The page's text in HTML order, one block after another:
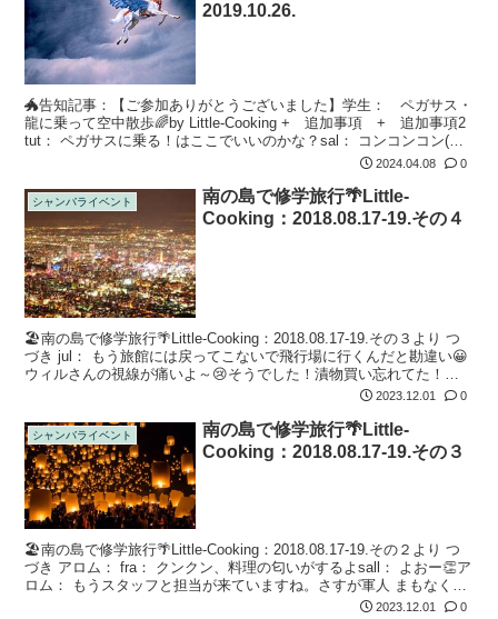
2019.10.26.
🐲告知記事：【ご参加ありがとうございました】学生： ペガサス・
龍に乗って空中散歩🌈by Little-Cooking + 追加事項 + 追加事項2
tut： ペガサスに乗る！はここでいいのかな？sal： コンコンコン(ド
2024.04.08 0
シャンバライベント
南の島で修学旅行🌴Little-
Cooking：2018.08.17-19.その４
🏖南の島で修学旅行🌴Little-Cooking：2018.08.17-19.その３より つ
づき jul： もう旅館には戻ってこないで飛行場に行くんだと勘違い😀
ウィルさんの視線が痛いよ～😢そうでした！漬物買い忘れてた！シ
2023.12.01 0
シャンバライベント
南の島で修学旅行🌴Little-
Cooking：2018.08.17-19.その３
🏖南の島で修学旅行🌴Little-Cooking：2018.08.17-19.その２より つ
づき アロム： fra： クンクン、料理の匂いがするよsall： よおー👏ア
ロム： もうスタッフと担当が来ていますね。さすが軍人 まもなく宴
2023.12.01 0